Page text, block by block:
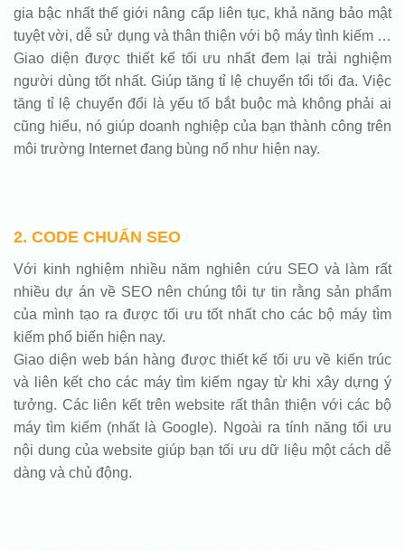
gia bậc nhất thế giới nâng cấp liên tục, khả năng bảo mật
tuyệt vời, dễ sử dụng và thân thiện với bộ máy tình kiếm …
Giao diện được thiết kế tối ưu nhất đem lại trải nghiệm
người dùng tốt nhất. Giúp tăng tỉ lệ chuyển tổi tối đa. Việc
tăng tỉ lệ chuyển đổi là yếu tố bắt buộc mà không phải ai
cũng hiểu, nó giúp doanh nghiệp của bạn thành công trên
môi trường Internet đang bùng nổ như hiện nay.
2. CODE CHUẨN SEO
Với kinh nghiệm nhiều năm nghiên cứu SEO và làm rất
nhiều dự án về SEO nên chúng tôi tự tin rằng sản phẩm
của mình tạo ra được tối ưu tốt nhất cho các bộ máy tìm
kiếm phổ biến hiện nay.
Giao diện web bán hàng được thiết kế tối ưu về kiến trúc
và liên kết cho các máy tìm kiếm ngay từ khi xây dựng ý
tưởng. Các liên kết trên website rất thân thiện với các bộ
máy tìm kiếm (nhất là Google). Ngoài ra tính năng tối ưu
nội dung của website giúp bạn tối ưu dữ liệu một cách dễ
dàng và chủ động.